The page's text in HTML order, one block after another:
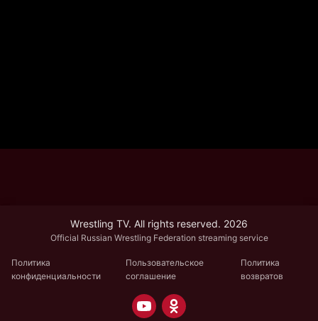
Wrestling TV. All rights reserved. 2026
Official Russian Wrestling Federation streaming service
Политика
конфиденциальности
Пользовательское
соглашение
Политика
возвратов